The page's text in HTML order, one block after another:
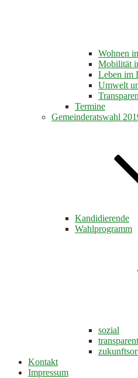
Wohnen
Mobilität
Leben im
Umwelt
Termine
Gemeinderatswahl
Kandidierende
Wahlprogramm
sozial
transparent
Kontakt
Impressum